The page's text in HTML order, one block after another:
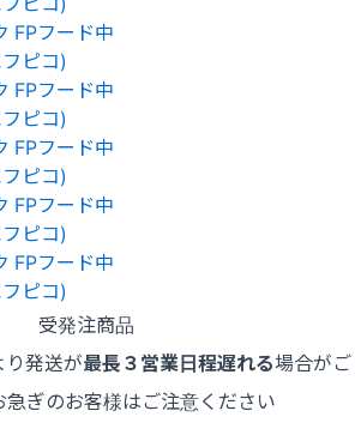
受発注商品
り発送が最長３営業日程遅れる場合がご
急ぎのお客様はご注意ください